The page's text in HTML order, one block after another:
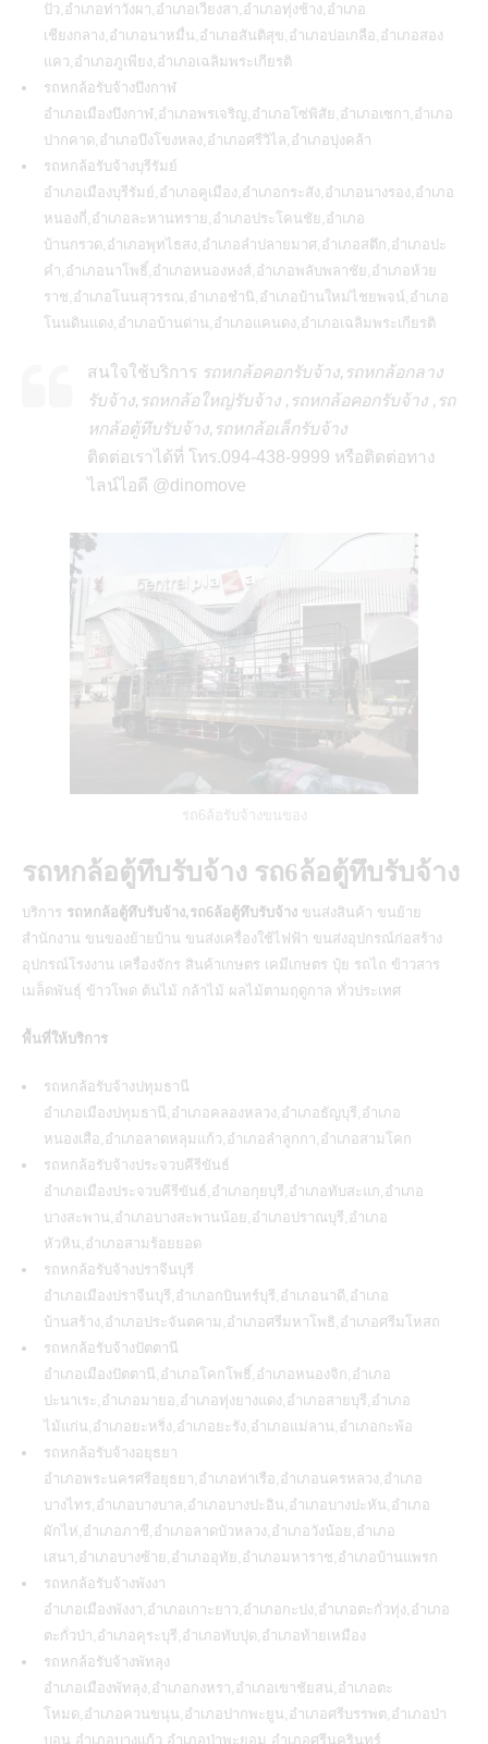
ปัว,อำเภอท่าวังผา,อำเภอเวียงสา,อำเภอทุ่งช้าง,อำเภอ
เชียงกลาง,อำเภอนาหมื่น,อำเภอสันติสุข,อำเภอบ่อเกลือ,อำเภอสอง
แคว,อำเภอภูเพียง,อำเภอเฉลิมพระเกียรติ
รถหกล้อรับจ้างบึงกาฬ
อำเภอเมืองบึงกาฬ,อำเภอพรเจริญ,อำเภอโซ่พิสัย,อำเภอเซกา,อำเภอ
ปากคาด,อำเภอบึงโขงหลง,อำเภอศรีวิไล,อำเภอบุ่งคล้า
รถหกล้อรับจ้างบุรีรัมย์
อำเภอเมืองบุรีรัมย์,อำเภอคูเมือง,อำเภอกระสัง,อำเภอนางรอง,อำเภอ
หนองกี่,อำเภอละหานทราย,อำเภอประโคนชัย,อำเภอ
บ้านกรวด,อำเภอพุทไธสง,อำเภอลำปลายมาศ,อำเภอสตึก,อำเภอปะ
คำ,อำเภอนาโพธิ์,อำเภอหนองหงส์,อำเภอพลับพลาชัย,อำเภอห้วย
ราช,อำเภอโนนสุวรรณ,อำเภอชำนิ,อำเภอบ้านใหม่ไชยพจน์,อำเภอ
โนนดินแดง,อำเภอบ้านด่าน,อำเภอแคนดง,อำเภอเฉลิมพระเกียรติ
สนใจใช้บริการ รถหกล้อคอกรับจ้าง,รถหกล้อกลาง
รับจ้าง,รถหกล้อใหญ่รับจ้าง ,รถหกล้อคอกรับจ้าง ,รถ
หกล้อตู้ทึบรับจ้าง,รถหกล้อเล็กรับจ้าง
ติดต่อเราได้ที่ โทร.094-438-9999 หรือติดต่อทาง
ไลน์ไอดี @dinomove
รถ6ล้อรับจ้างขนของ
รถหกล้อตู้ทึบรับจ้าง รถ6ล้อตู้ทึบรับจ้าง
บริการ รถหกล้อตู้ทึบรับจ้าง,รถ6ล้อตู้ทึบรับจ้าง ขนส่งสินค้า ขนย้าย
สำนักงาน ขนของย้ายบ้าน ขนส่งเครื่องใช้ไฟฟ้า ขนส่งอุปกรณ์ก่อสร้าง
อุปกรณ์โรงงาน เครื่องจักร สินค้าเกษตร เคมีเกษตร ปุ๋ย รถไถ ข้าวสาร
เมล็ดพันธุ์ ข้าวโพด ต้นไม้ กล้าไม้ ผลไม้ตามฤดูกาล ทั่วประเทศ
พื้นที่ให้บริการ
รถหกล้อรับจ้างปทุมธานี
อำเภอเมืองปทุมธานี,อำเภอคลองหลวง,อำเภอธัญบุรี,อำเภอ
หนองเสือ,อำเภอลาดหลุมแก้ว,อำเภอลำลูกกา,อำเภอสามโคก
รถหกล้อรับจ้างประจวบคีรีขันธ์
อำเภอเมืองประจวบคีรีขันธ์,อำเภอกุยบุรี,อำเภอทับสะแก,อำเภอ
บางสะพาน,อำเภอบางสะพานน้อย,อำเภอปราณบุรี,อำเภอ
หัวหิน,อำเภอสามร้อยยอด
รถหกล้อรับจ้างปราจีนบุรี
อำเภอเมืองปราจีนบุรี,อำเภอกบินทร์บุรี,อำเภอนาดี,อำเภอ
บ้านสร้าง,อำเภอประจันตคาม,อำเภอศรีมหาโพธิ,อำเภอศรีมโหสถ
รถหกล้อรับจ้างปัตตานี
อำเภอเมืองปัตตานี,อำเภอโคกโพธิ์,อำเภอหนองจิก,อำเภอ
ปะนาเระ,อำเภอมายอ,อำเภอทุ่งยางแดง,อำเภอสายบุรี,อำเภอ
ไม้แก่น,อำเภอยะหริ่ง,อำเภอยะรัง,อำเภอแม่ลาน,อำเภอกะพ้อ
รถหกล้อรับจ้างอยุธยา
อำเภอพระนครศรีอยุธยา,อำเภอท่าเรือ,อำเภอนครหลวง,อำเภอ
บางไทร,อำเภอบางบาล,อำเภอบางปะอิน,อำเภอบางปะหัน,อำเภอ
ผักไห่,อำเภอภาชี,อำเภอลาดบัวหลวง,อำเภอวังน้อย,อำเภอ
เสนา,อำเภอบางซ้าย,อำเภออุทัย,อำเภอมหาราช,อำเภอบ้านแพรก
รถหกล้อรับจ้างพังงา
อำเภอเมืองพังงา,อำเภอเกาะยาว,อำเภอกะปง,อำเภอตะกั่วทุ่ง,อำเภอ
ตะกั่วป่า,อำเภอคุระบุรี,อำเภอทับปุด,อำเภอท้ายเหมือง
รถหกล้อรับจ้างพัทลุง
อำเภอเมืองพัทลุง,อำเภอกงหรา,อำเภอเขาชัยสน,อำเภอตะ
โหมด,อำเภอควนขนุน,อำเภอปากพะยูน,อำเภอศรีบรรพต,อำเภอป่า
บอน,อำเภอบางแก้ว,อำเภอป่าพะยอม,อำเภอศรีนครินทร์